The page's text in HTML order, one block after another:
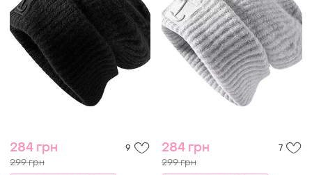
284 грн 9
299 грн
284 грн 7
299 грн